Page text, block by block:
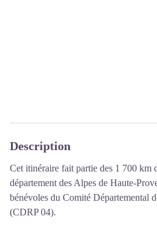
Description
Cet itinéraire fait partie des 1 700
département des Alpes de Haute-
bénévoles du Comité Départemental
(CDRP 04).